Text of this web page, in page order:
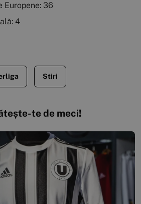
Europene: 36
4
Stiri
te de meci!